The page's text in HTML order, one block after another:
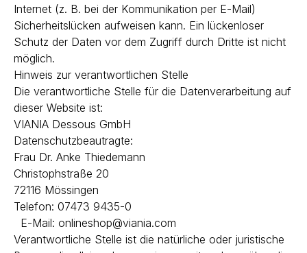
Internet (z. B. bei der Kommunikation per E-Mail)
Sicherheitslücken aufweisen kann. Ein lückenloser
Schutz der Daten vor dem Zugriff durch Dritte ist nicht
möglich.
Hinweis zur verantwortlichen Stelle
Die verantwortliche Stelle für die Datenverarbeitung auf
dieser Website ist:
VIANIA Dessous GmbH
Datenschutzbeautragte:
Frau Dr. Anke Thiedemann
Christophstraße 20
72116 Mössingen
Telefon: 07473 9435-0
E-Mail: onlineshop@viania.com
Verantwortliche Stelle ist die natürliche oder juristische